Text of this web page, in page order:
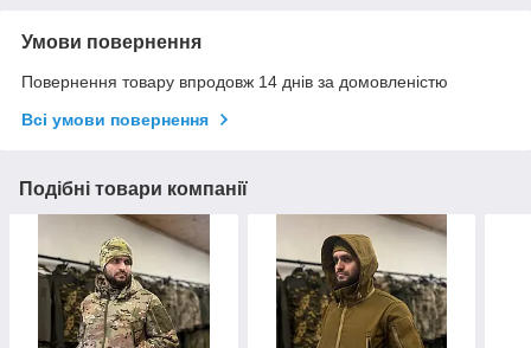
Умови повернення
Повернення товару впродовж 14 днів за домовленістю
Всі умови повернення
Подібні товари компанії